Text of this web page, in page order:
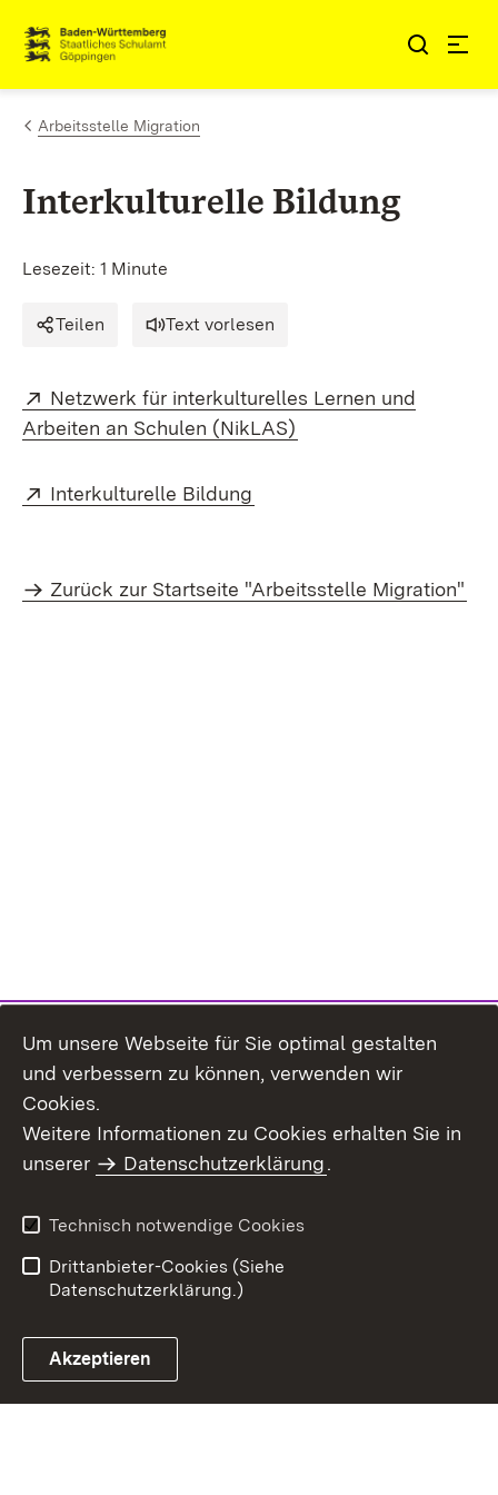
Zum Inhalt springen
Link zur Startseite
Arbeitsstelle Migration
Interkulturelle Bildung
Lesezeit: 1 Minute
Teilen Text vorlesen
Extern:
Netzwerk für interkulturelles Lernen und
Arbeiten an Schulen (NikLAS)
Extern:
Interkulturelle Bildung
Zurück zur Startseite "Arbeitsstelle Migration"
Benutzungshinweise
Erklärung zur
Um unsere Webseite für Sie optimal gestalten
und verbessern zu können, verwenden wir
Cookies.
Weitere Informationen zu Cookies erhalten Sie in
unserer
Datenschutzerklärung.
Technisch notwendige Cookies
Drittanbieter-Cookies (Siehe
Datenschutzerklärung.)
Akzeptieren